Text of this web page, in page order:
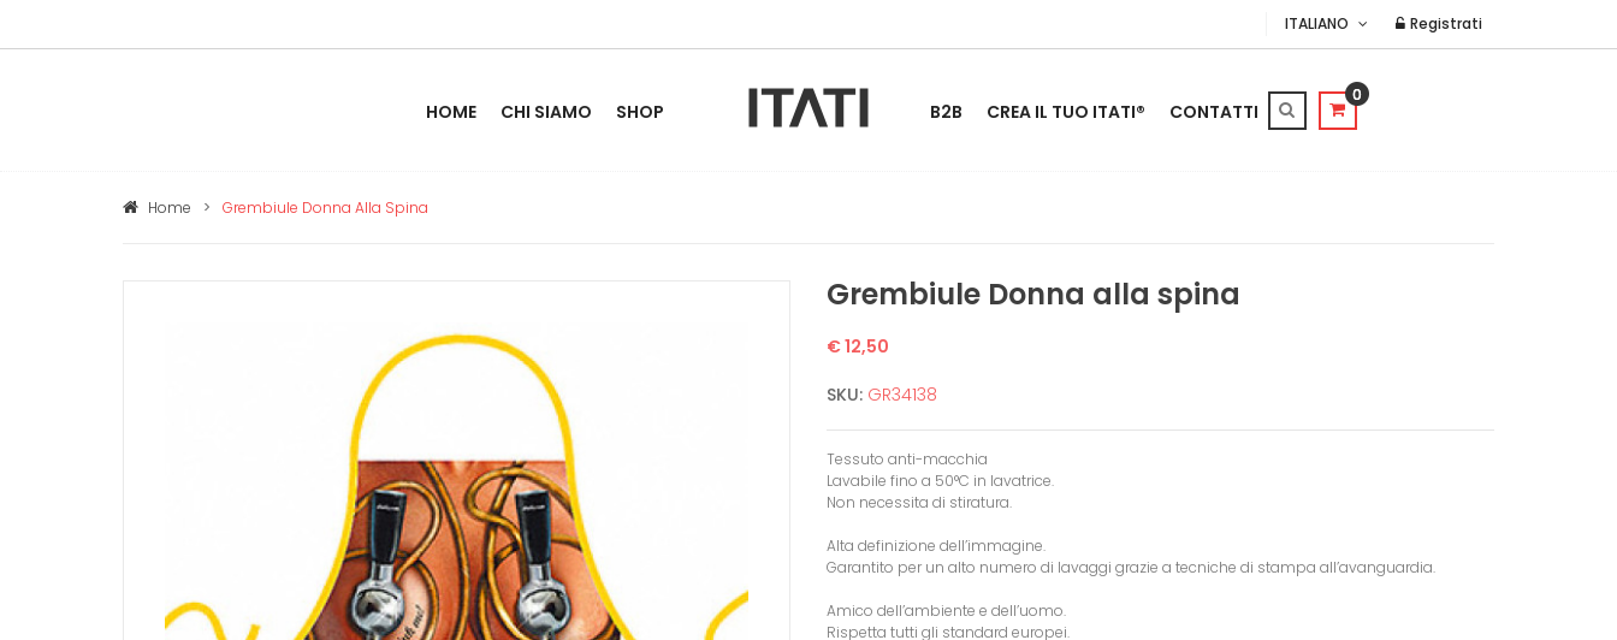
ITALIANO Registrati
HOME CHI SIAMO SHOP B2B CREA IL TUO ITATI® CONTATTI
0
Home > Grembiule Donna Alla Spina
Grembiule Donna alla spina
€ 12,50
SKU: GR34138
Tessuto anti-macchia
Lavabile fino a 50°C in lavatrice.
Non necessita di stiratura.
Alta definizione dell’immagine.
Garantito per un alto numero di lavaggi grazie a tecniche di stampa all’avanguardia.
Amico dell’ambiente e dell’uomo.
Rispetta tutti gli standard europei.